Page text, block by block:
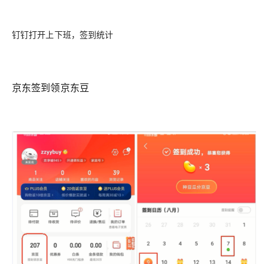
钉钉打开上下班，签到统计
京东签到领京东豆